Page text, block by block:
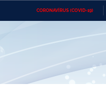
CORONAVÍRUS (COVID-19)
do Desenvolvimento